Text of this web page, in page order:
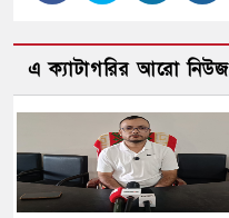
এ ক্যাটাগরির আরো নিউজ